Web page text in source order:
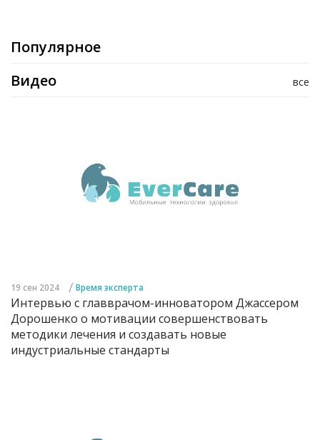
Популярное
все
Видео
19 сен 2024 / Время эксперта
Интервью с главврачом-инноватором Джассером
Дорошенко о мотивации совершенствовать
методики лечения и создавать новые
индустриальные стандарты